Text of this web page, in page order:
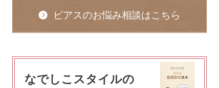
ピアスのお悩み相談はこちら
なでしこスタイルの